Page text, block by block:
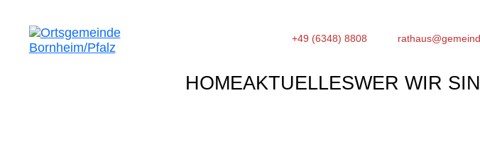
+49 (6348) 8808
HOMEAKTUELLESWER WIR